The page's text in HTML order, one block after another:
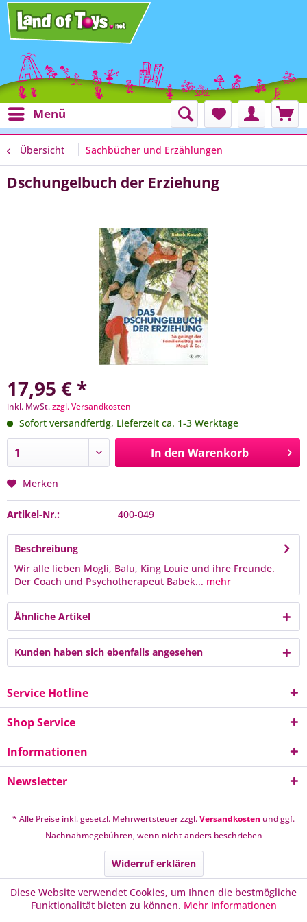
Menü
Übersicht Sachbücher und Erzählungen
Dschungelbuch der Erziehung
17,95 € *
inkl. MwSt.zzgl. Versandkosten
Sofort versandfertig, Lieferzeit ca. 1-3 Werktage
In den Warenkorb
Merken
Artikel-Nr.: 400-049
Beschreibung
Wir alle lieben Mogli, Balu, King Louie und ihre Freunde.
Der Coach und Psychotherapeut Babek... mehr
Ähnliche Artikel
Kunden haben sich ebenfalls angesehen
Service Hotline
Shop Service
Informationen
Newsletter
* Alle Preise inkl. gesetzl. Mehrwertsteuer zzgl.Versandkosten und ggf.
Nachnahmegebühren, wenn nicht anders beschrieben
Widerruf erklären
Diese Website verwendet Cookies, um Ihnen die bestmögliche
Funktionalität bieten zu können. Mehr Informationen